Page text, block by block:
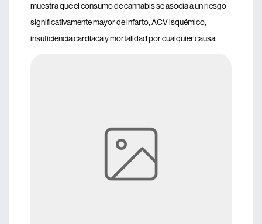
muestra que el consumo de cannabis se asocia a un riesgo
significativamente mayor de infarto, ACV isquémico,
insuficiencia cardíaca y mortalidad por cualquier causa.